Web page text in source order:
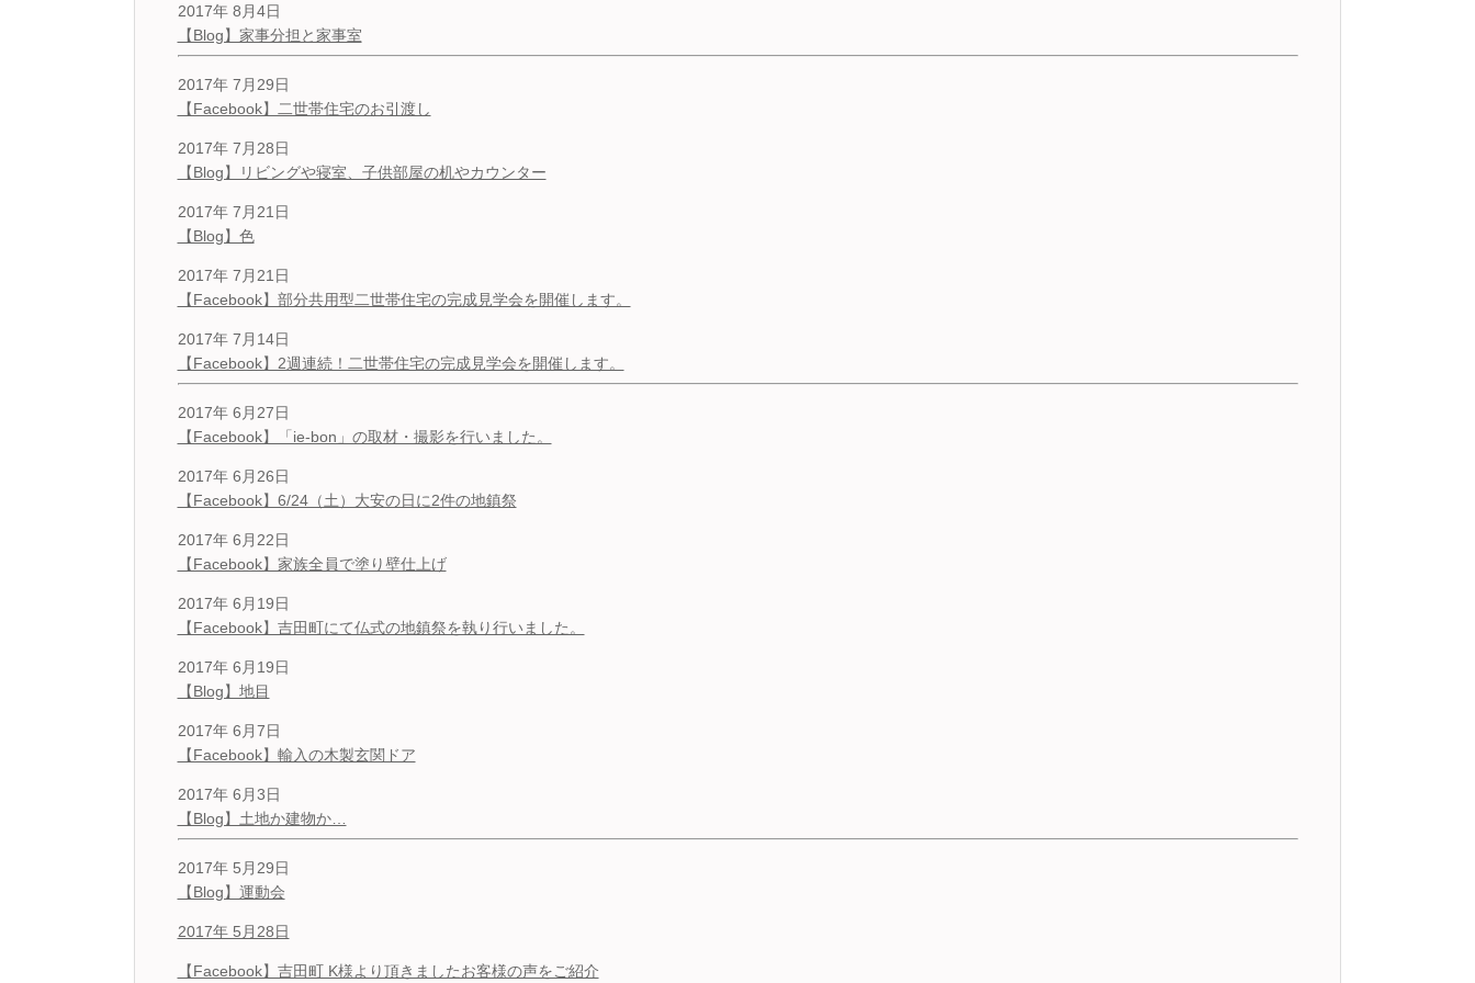
2017年 8月4日
【Blog】家事分担と家事室
2017年 7月29日
【Facebook】二世帯住宅のお引渡し
2017年 7月28日
【Blog】リビングや寝室、子供部屋の机やカウンター
2017年 7月21日
【Blog】色
2017年 7月21日
【Facebook】部分共用型二世帯住宅の完成見学会を開催します。
2017年 7月14日
【Facebook】2週連続！二世帯住宅の完成見学会を開催します。
2017年 6月27日
【Facebook】「ie-bon」の取材・撮影を行いました。
2017年 6月26日
【Facebook】6/24（土）大安の日に2件の地鎮祭
2017年 6月22日
【Facebook】家族全員で塗り壁仕上げ
2017年 6月19日
【Facebook】吉田町にて仏式の地鎮祭を執り行いました。
2017年 6月19日
【Blog】地目
2017年 6月7日
【Facebook】輸入の木製玄関ドア
2017年 6月3日
【Blog】土地か建物か…
2017年 5月29日
【Blog】運動会
2017年 5月28日
【Facebook】吉田町 K様より頂きましたお客様の声をご紹介